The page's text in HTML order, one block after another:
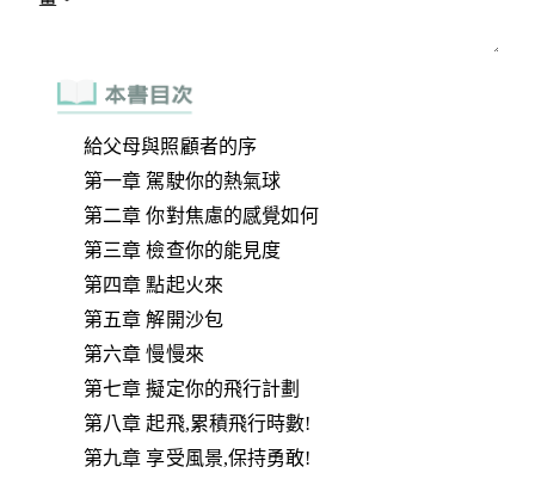
給父母與照顧者的序
第一章 駕駛你的熱氣球
第二章 你對焦慮的感覺如何
第三章 檢查你的能見度
第四章 點起火來
第五章 解開沙包
第六章 慢慢來
第七章 擬定你的飛行計劃
第八章 起飛,累積飛行時數!
第九章 享受風景,保持勇敢!